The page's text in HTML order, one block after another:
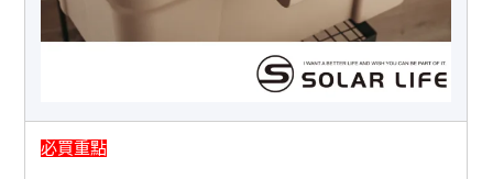
必買重點